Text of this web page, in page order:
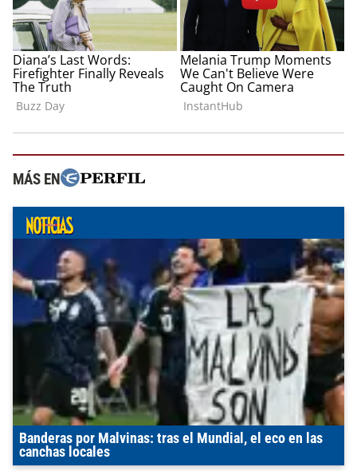
MÁS EN
Banderas por Malvinas: tras el Mundial, el eco en las
canchas locales